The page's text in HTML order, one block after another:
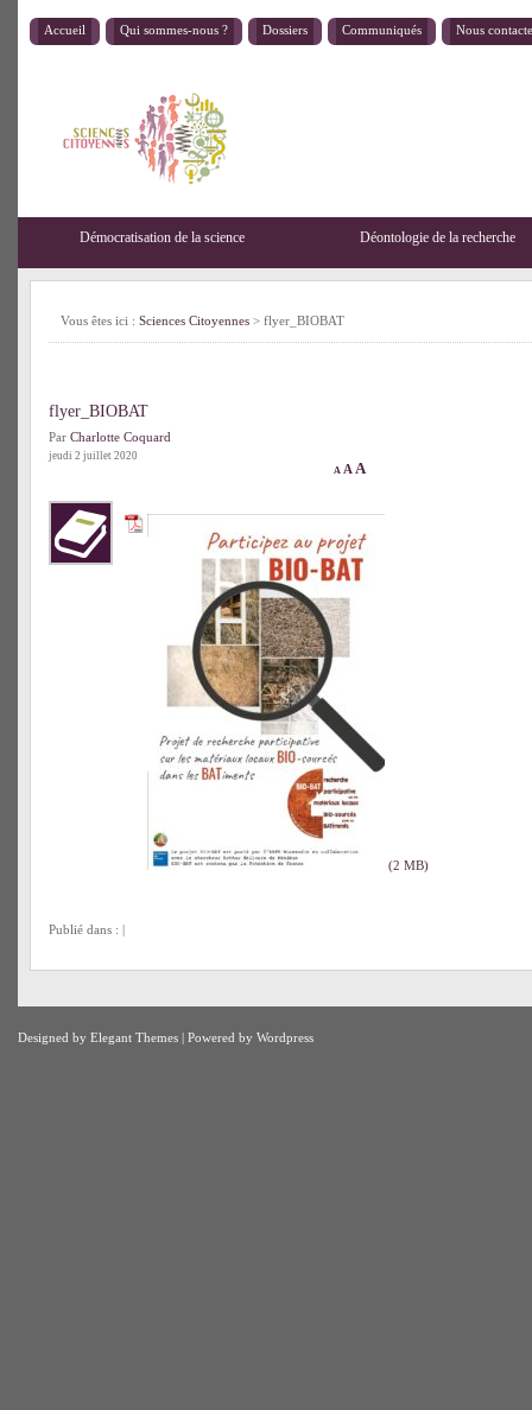
Accueil Qui sommes-nous ? Dossiers Communiqués Nous
Démocratisation de la science Déontologie de la recherche
Vous êtes ici : Sciences Citoyennes > flyer_BIOBAT
flyer_BIOBAT
Par Charlotte Coquard
jeudi 2 juillet 2020
A A A
Publié dans : |
Designed by Elegant Themes | Powered by Wordpress